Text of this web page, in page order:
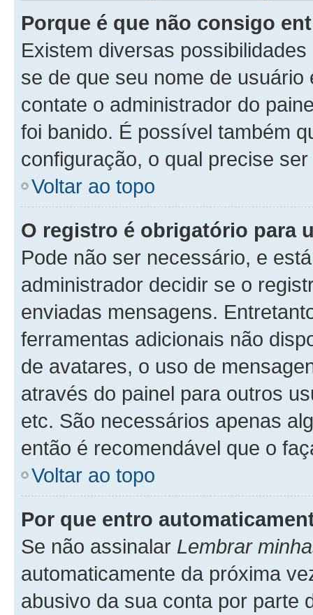
Porque é que não consigo
Existem diversas
se de que seu nome de
contate o administrador do
foi banido. É possível também
configuração, o qual precise
Voltar ao topo
O registro é obrigatório para
Pode não ser necessário, e
administrador decidir se o
enviadas mensagens.
ferramentas adicionais não
de avatares, o uso de
através do painel para outros
etc. São necessários apenas
então é recomendável que o
Voltar ao topo
Por que entro
Se não assinalar Lembrar
automaticamente da próxima
abusivo da sua conta por parte